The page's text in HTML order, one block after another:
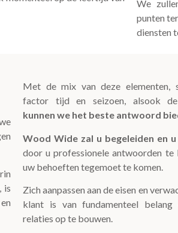
We
punten
diensten
is
Met de mix van deze elementen,
factor tijd en seizoen, alsook de
kunnen we het beste antwoord
Wood Wide zal u begeleiden en
door u professionele antwoorden te
uw behoeften tegemoet te komen.
Zich aanpassen aan de eisen en
klant is van fundamenteel belang
relaties op te bouwen.